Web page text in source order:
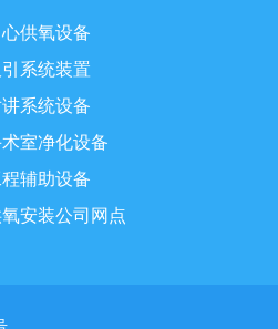
供氧设备
系统装置
系统设备
室净化设备
辅助设备
安装公司网点